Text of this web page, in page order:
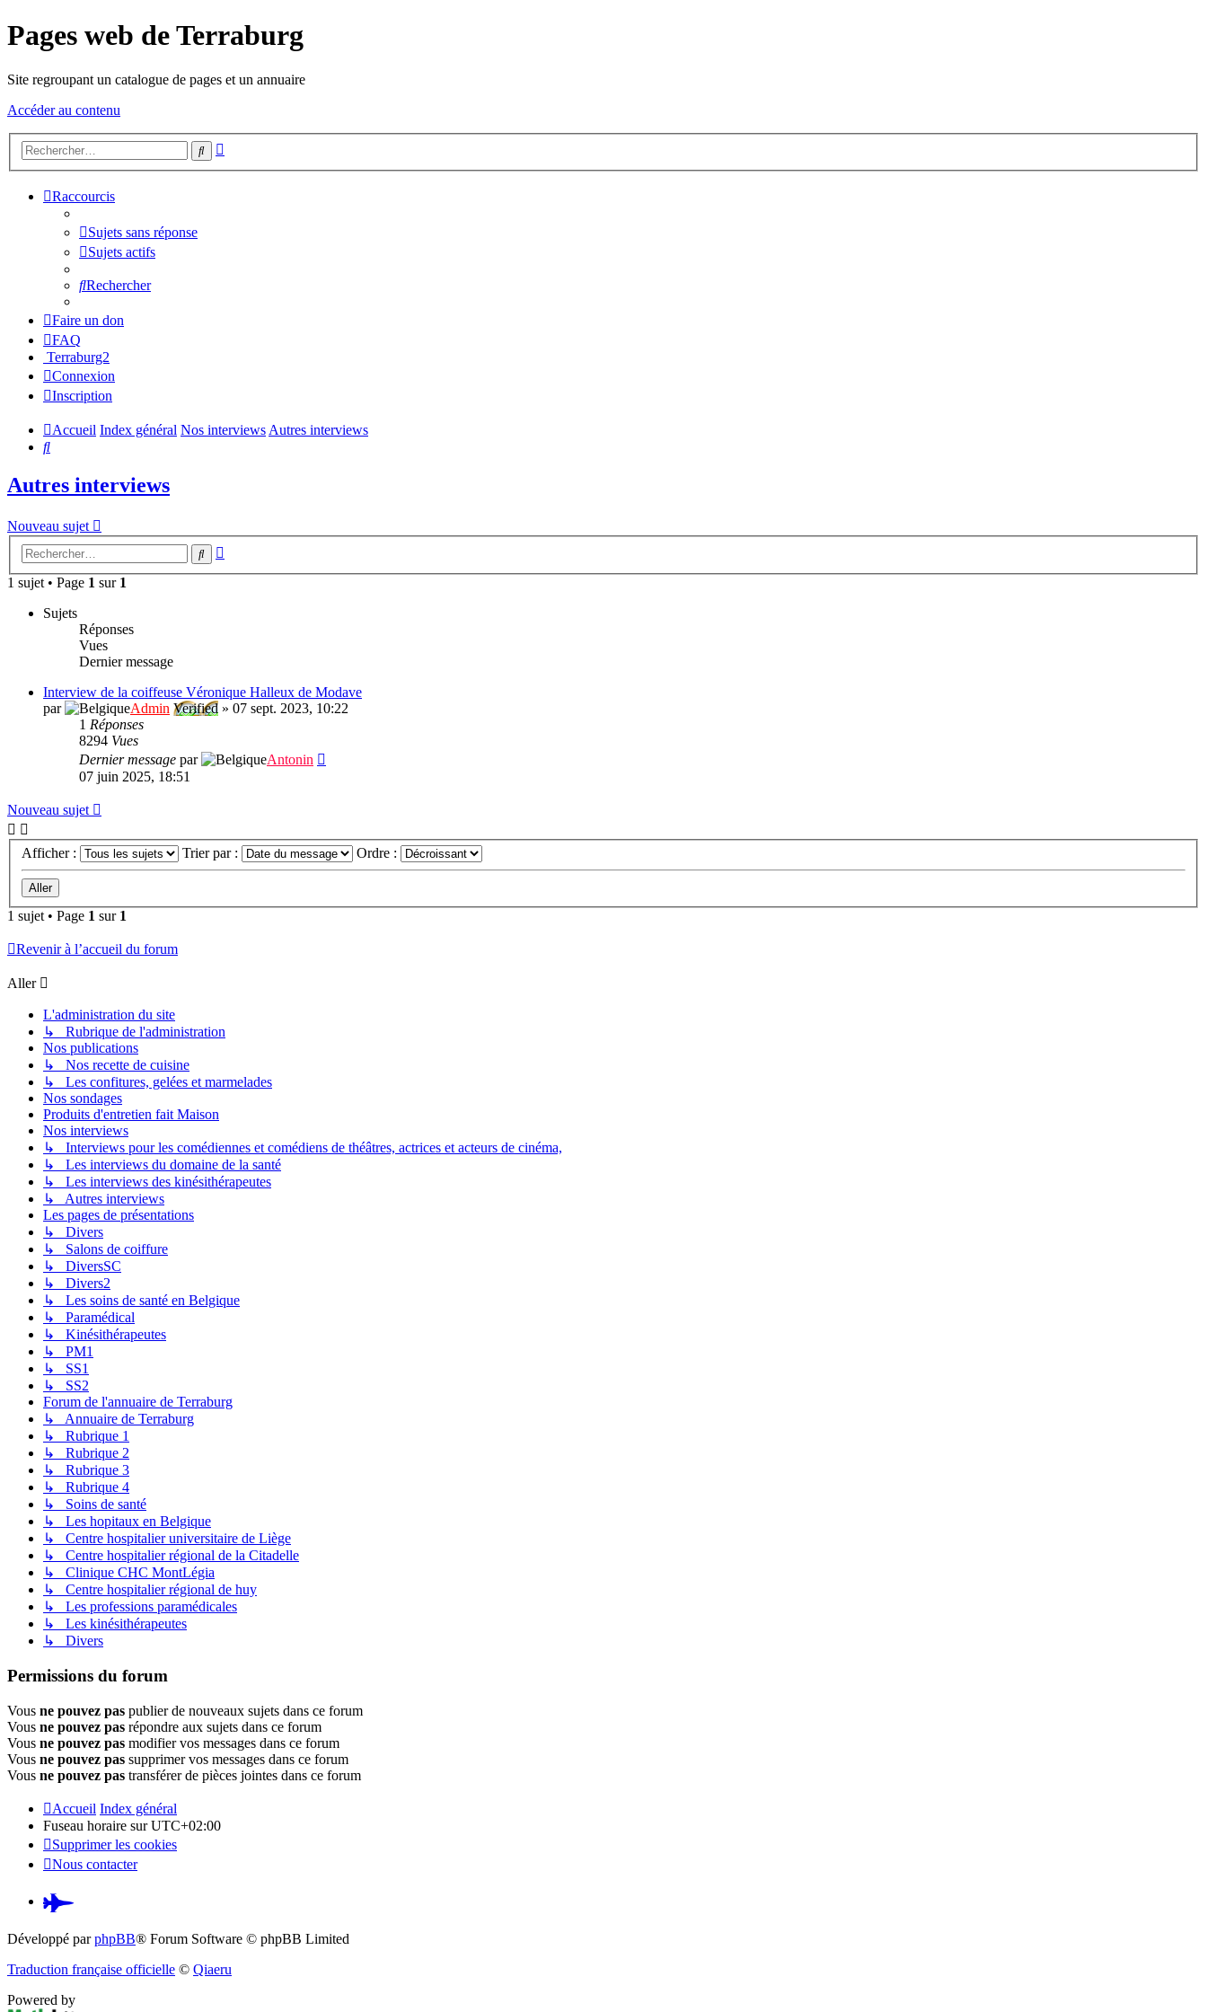
Pages web de Terraburg
Site regroupant un catalogue de pages et un annuaire
Accéder au contenu
Rechercher
Raccourcis
Sujets sans réponse
Sujets actifs
Rechercher
Faire un don
FAQ
Terraburg2
Connexion
Inscription
Accueil Index général Nos interviewsAutres interviews
Rechercher
Autres interviews
Nouveau sujet
Rechercher
1 sujet • Page 1 sur 1
Sujets
Réponses
Vues
Dernier message
Interview de la coiffeuse Véronique Halleux de Modave
par
Admin Verified » 07 sept. 2023, 10:22
1 Réponses
8294 Vues
Dernier message par
Antonin
07 juin 2025, 18:51
Nouveau sujet
Afficher : Trier par : Ordre :
1 sujet • Page 1 sur 1
Revenir à l’accueil du forum
Aller
L'administration du site
↳ Rubrique de l'administration
Nos publications
↳ Nos recette de cuisine
↳ Les confitures, gelées et marmelades
Nos sondages
Produits d'entretien fait Maison
Nos interviews
↳ Interviews pour les comédiennes et comédiens de théâtres, actrices et acteurs de cinéma,
↳ Les interviews du domaine de la santé
↳ Les interviews des kinésithérapeutes
↳ Autres interviews
Les pages de présentations
↳ Divers
↳ Salons de coiffure
↳ DiversSC
↳ Divers2
↳ Les soins de santé en Belgique
↳ Paramédical
↳ Kinésithérapeutes
↳ PM1
↳ SS1
↳ SS2
Forum de l'annuaire de Terraburg
↳ Annuaire de Terraburg
↳ Rubrique 1
↳ Rubrique 2
↳ Rubrique 3
↳ Rubrique 4
↳ Soins de santé
↳ Les hopitaux en Belgique
↳ Centre hospitalier universitaire de Liège
↳ Centre hospitalier régional de la Citadelle
↳ Clinique CHC MontLégia
↳ Centre hospitalier régional de huy
↳ Les professions paramédicales
↳ Les kinésithérapeutes
↳ Divers
Permissions du forum
Vous ne pouvez pas publier de nouveaux sujets dans ce forum
Vous ne pouvez pas répondre aux sujets dans ce forum
Vous ne pouvez pas modifier vos messages dans ce forum
Vous ne pouvez pas supprimer vos messages dans ce forum
Vous ne pouvez pas transférer de pièces jointes dans ce forum
Accueil Index général
Fuseau horaire surUTC+02:00
Supprimer les cookies
Nous contacter
Pardus.at
(S’ouvre
Développé parphpBB® Forum Software © phpBB Limited
Traduction française officielle © Qiaeru
Powered by